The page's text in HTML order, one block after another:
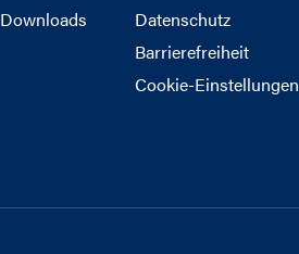
Downloads
Datenschutz
Barrierefreiheit
Cookie-Einstellungen